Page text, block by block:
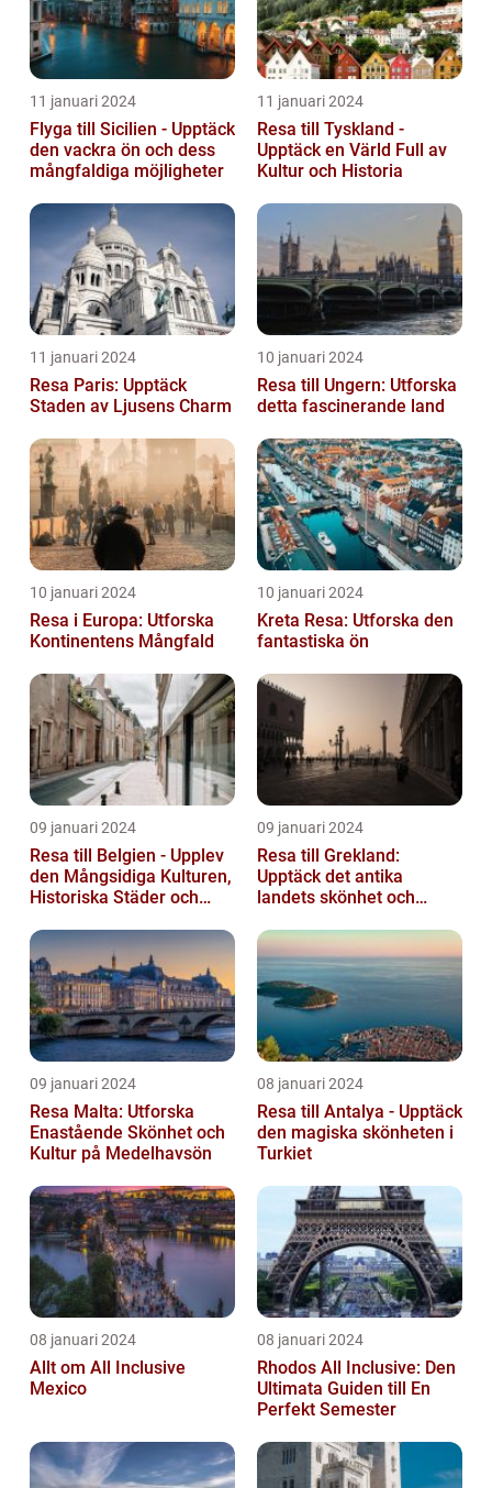
11 januari 2024
Flyga till Sicilien - Upptäck
den vackra ön och dess
mångfaldiga möjligheter
11 januari 2024
Resa till Tyskland -
Upptäck en Värld Full av
Kultur och Historia
11 januari 2024
Resa Paris: Upptäck
Staden av Ljusens Charm
10 januari 2024
Resa till Ungern: Utforska
detta fascinerande land
10 januari 2024
Resa i Europa: Utforska
Kontinentens Mångfald
10 januari 2024
Kreta Resa: Utforska den
fantastiska ön
09 januari 2024
Resa till Belgien - Upplev
den Mångsidiga Kulturen,
Historiska Städer och
09 januari 2024
Resa till Grekland:
Upptäck det antika
landets skönhet och
09 januari 2024
Resa Malta: Utforska
Enastående Skönhet och
Kultur på Medelhavsön
08 januari 2024
Resa till Antalya - Upptäck
den magiska skönheten i
Turkiet
08 januari 2024
Allt om All Inclusive
Mexico
08 januari 2024
Rhodos All Inclusive: Den
Ultimata Guiden till En
Perfekt Semester